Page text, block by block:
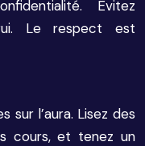
Évitez
Le respect est
sur l’aura. Lisez des
cours, et tenez un